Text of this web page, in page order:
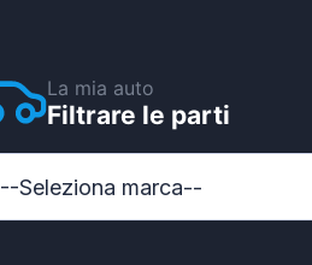
La mia auto
Filtrare le parti
--Seleziona marca--